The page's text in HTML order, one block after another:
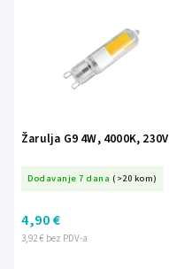
Žarulja G9 4W, 4000K, 230V
Dodavanje 7 dana (>20 kom)
3,92 € bez PDV-a
4,90 €